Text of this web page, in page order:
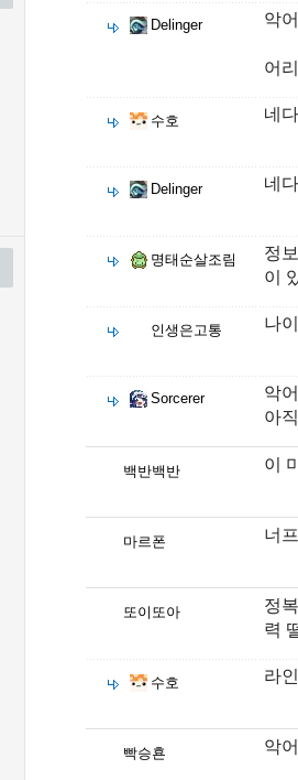
Delinger 악
어
수호 네
Delinger 네
명태순살조림
정
이
인생은고통 나
Sorcerer
악
아
백반백반 이
마르폰 너
또이또아
정
력
수호 라
빡승횬 악